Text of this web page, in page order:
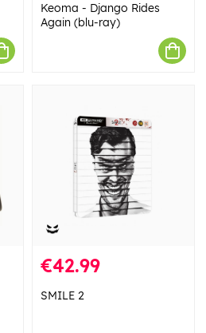
Keoma - Django Rides
Again (blu-ray)
€42.99
SMILE 2